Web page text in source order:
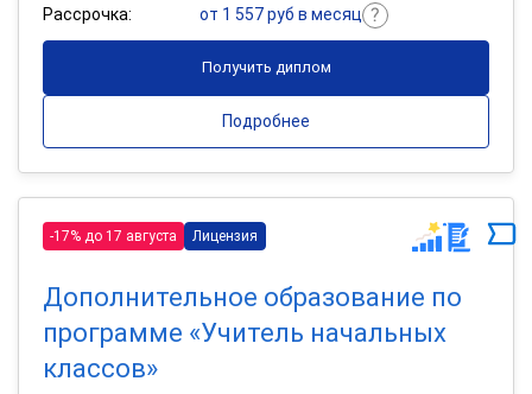
Рассрочка:
от 1 557 руб в месяц
Получить диплом
Подробнее
-17% до 17 августа Лицензия
Дополнительное образование по
программе «Учитель начальных
классов»